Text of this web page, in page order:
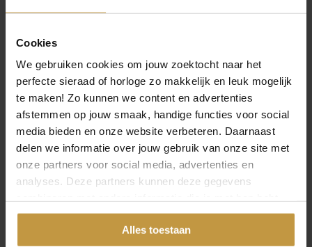
Cookies
We gebruiken cookies om jouw zoektocht naar het
perfecte sieraad of horloge zo makkelijk en leuk mogelijk
te maken! Zo kunnen we content en advertenties
afstemmen op jouw smaak, handige functies voor social
media bieden en onze website verbeteren. Daarnaast
delen we informatie over jouw gebruik van onze site met
onze partners voor social media, advertenties en
analyses. Deze partners kunnen deze gegevens
gedeeld of die ze hebben verzameld via jouw gebruik van
Alles toestaan
Rodania
Tommy Hilfiger
Smartwatches›
Bluetooth horloges Smart
Smartwatch Garmin
Smartwatch OPS!
Korting-Sale ›
Gemini SALE
Dacaya SALE
Danish Design SALE
Joy de la Luz SALE
Kameleon SALE
Les Georgettes SALE
Mya Bay SALE